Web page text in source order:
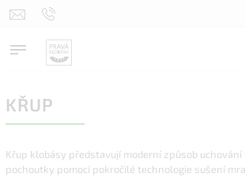
KŘUP
Křup klobásy představují moderní způsob
pochoutky pomocí pokročilé technologie sušení